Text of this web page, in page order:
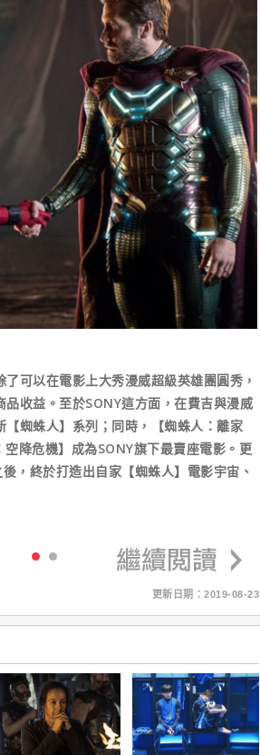
可以在電影上大秀漫威超級英雄團圓秀，
收益。至於SONY這方面，在費吉與漫威
蜘蛛人】系列；同時，【蜘蛛人：離家
降危機】成為SONY旗下最賣座電影。更
，終於打造出自家【蜘蛛人】電影宇宙、
更新日期：2019-08-23